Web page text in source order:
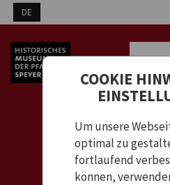
COOKIE
Um unsere
optimal zu
fortlaufend
können,
0